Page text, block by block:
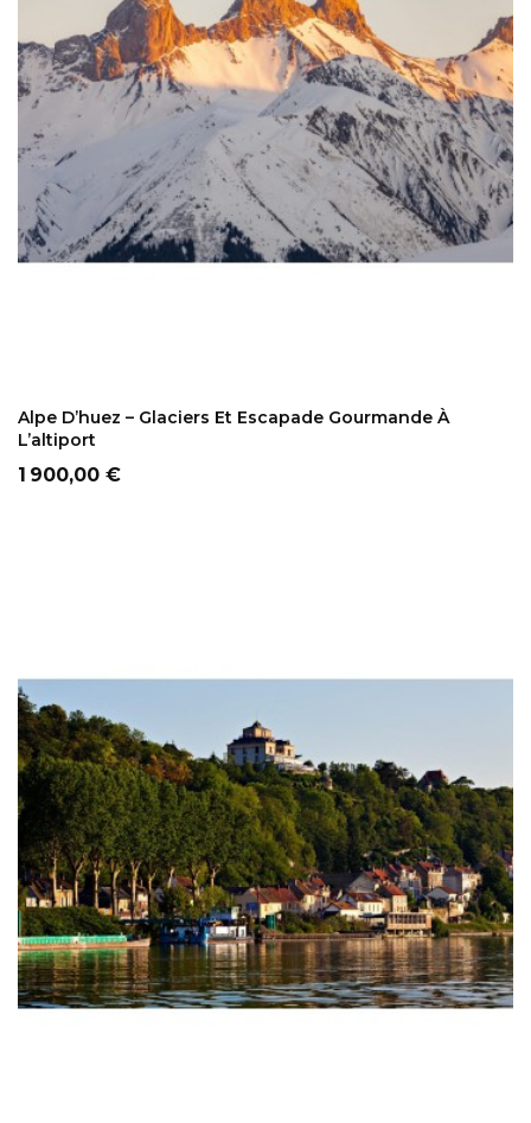
Alpe D’huez – Glaciers Et Escapade Gourmande À
L’altiport
Prix
1 900,00 €